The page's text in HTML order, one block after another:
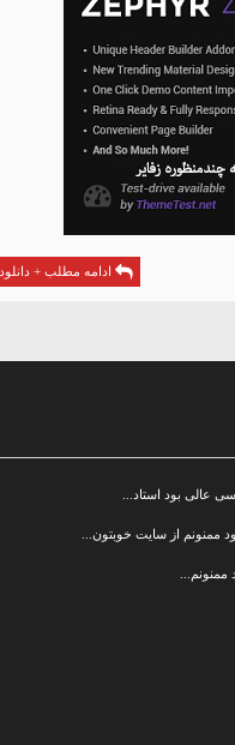
ادامه مطلب + دانلود
ممنونم از سایت خوبتون...